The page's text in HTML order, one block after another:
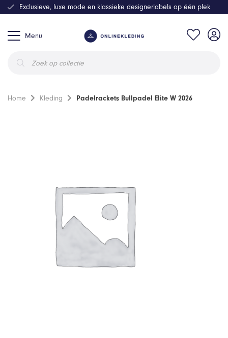
Menu
zoeken
Exclusieve, luxe mode en klassieke designerlabels op één plek
Home Kleding Padelrackets Bullpadel Elite W 2026